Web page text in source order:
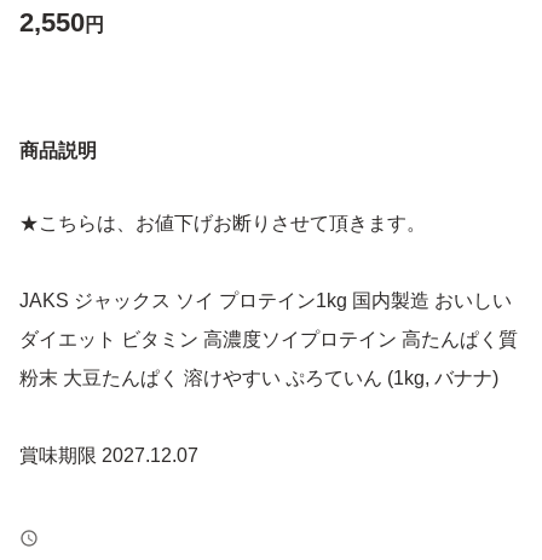
2,550円
商品説明
★こちらは、お値下げお断りさせて頂きます。
JAKS ジャックス ソイ プロテイン1kg 国内製造 おいしい
ダイエット ビタミン 高濃度ソイプロテイン 高たんぱく質
粉末 大豆たんぱく 溶けやすい ぷろていん (1kg, バナナ)
賞味期限 2027.12.07
【JAKSソイプロテイン】ダイエット時の栄養や日常のた